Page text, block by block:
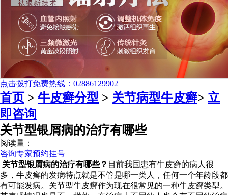
点击拨打免费热线：02886129902
首页 > 牛皮癣分型 > 关节病型牛皮癣> 立
即咨询
关节型银屑病的治疗有哪些
阅读量：
咨询专家预约挂号
关节型银屑病的治疗有哪些？ 目前我国患有牛皮癣的病人很
多，牛皮癣的发病特点就是不管是哪一类人，任何一个年龄段都
有可能发病。关节型牛皮癣作为现在很常见的一种牛皮癣类型。